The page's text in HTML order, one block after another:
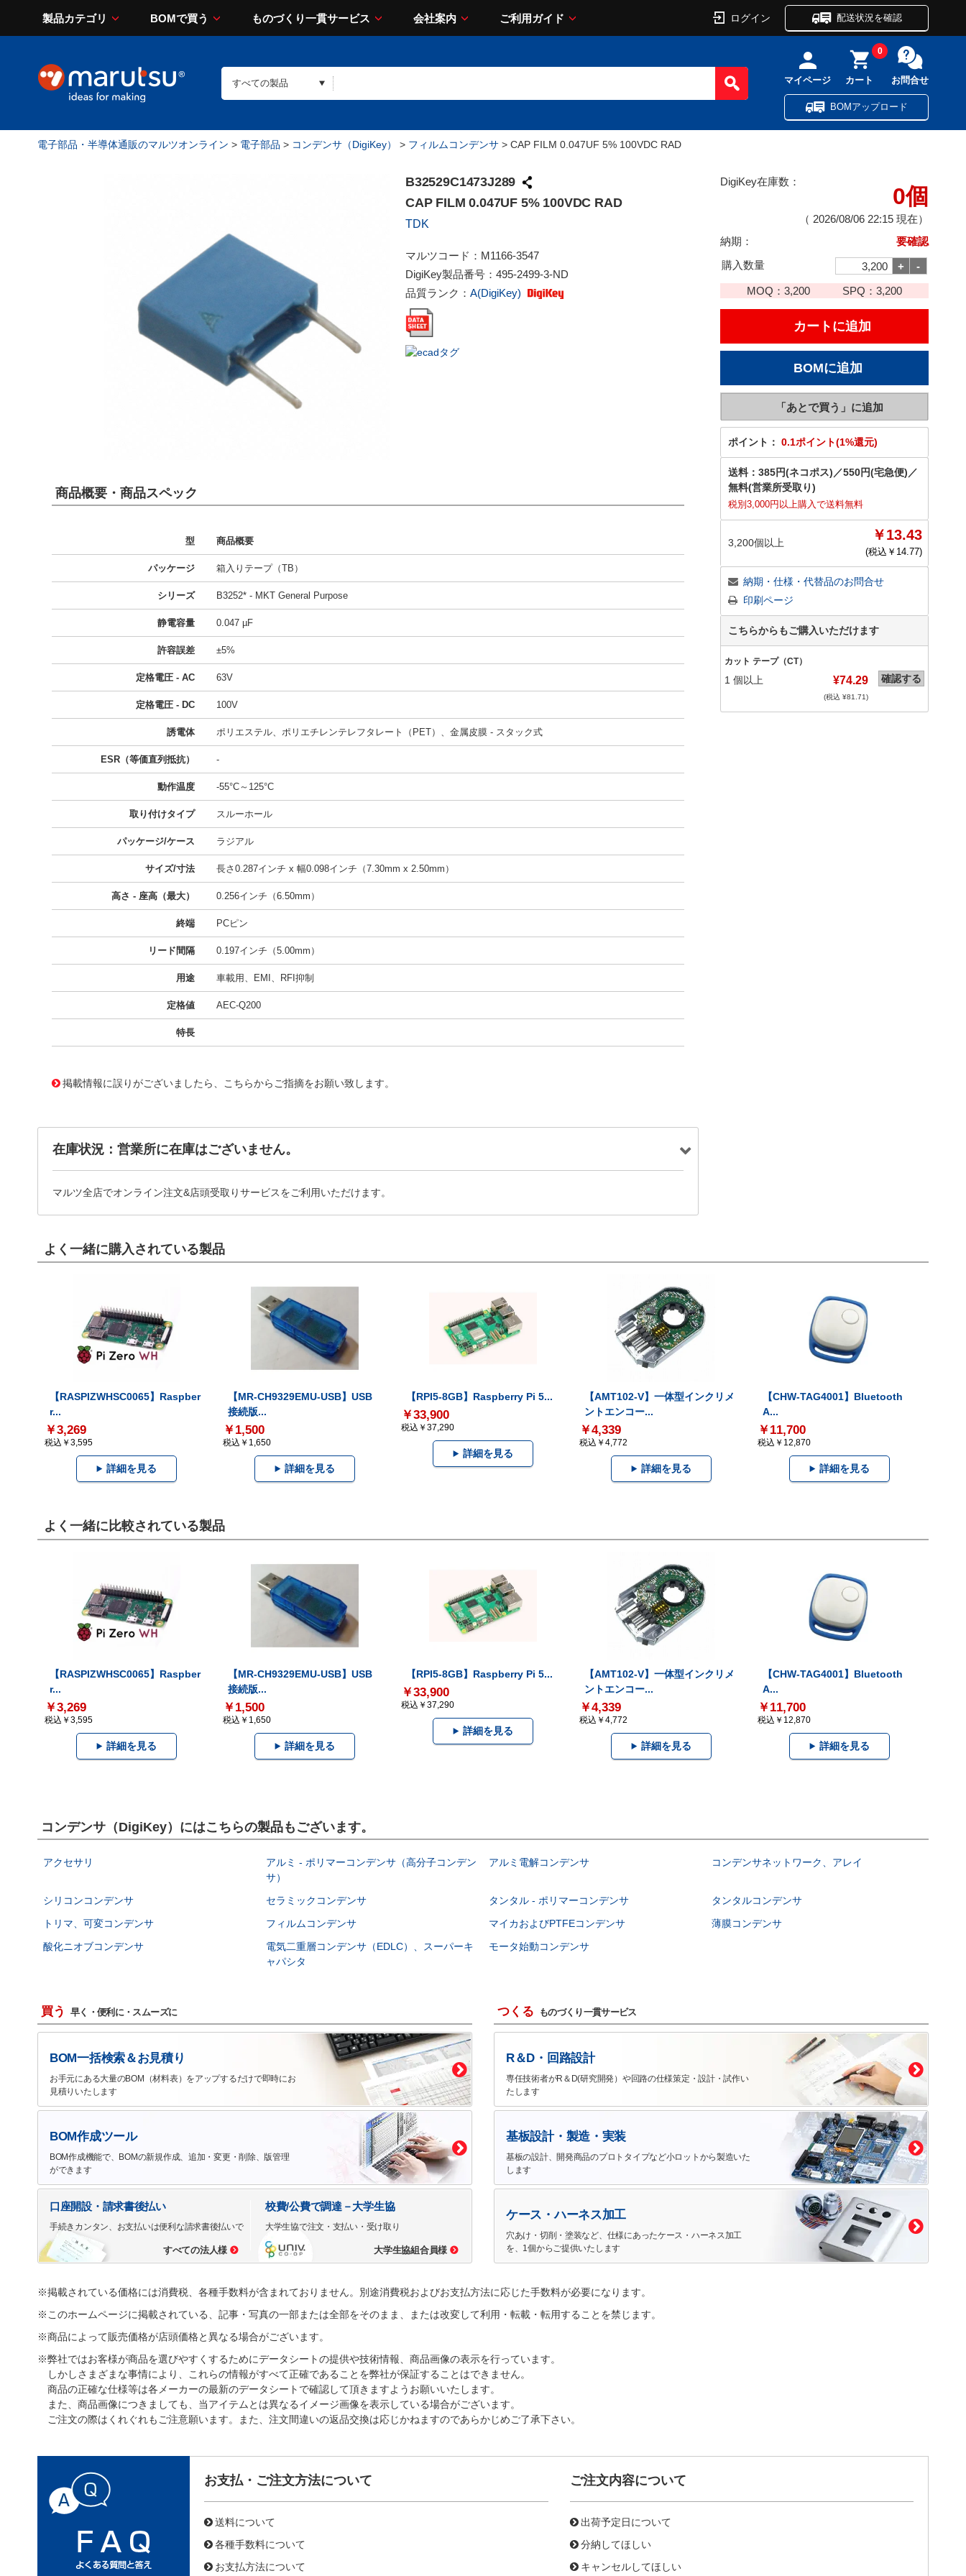
製品カテゴリ BOMで買う ものづくり一貫サービス 会社案内 ご利用ガイド ログイン 配送状況を確認
マイページ カート
0
お問合せ
BOMアップロード
電子部品・半導体通販のマルツオンライン > 電子部品 > コンデンサ（DigiKey） > フィルムコンデンサ > CAP FILM 0.047UF 5% 100VDC RAD
B32529C1473J289
CAP FILM 0.047UF 5% 100VDC RAD
TDK
マルツコード： M1166-3547
DigiKey製品番号： 495-2499-3-ND
品質ランク： A(DigiKey)
DigiKey在庫数：
0個
（ 2026/08/06 22:15 現在）
納期：
要確認
購入数量
MOQ：3,200 SPQ： 3,200
ポイント： 0.1ポイント(1%還元)
送料： 385円(ネコポス) ／550円(宅急便) ／
無料(営業所受取り)
税別3,000円以上購入で送料無料
3,200個以上 ￥13.43
(税込￥ 14.77)
納期・仕様・代替品のお問合せ
印刷ページ
こちらからもご購入いただけます
カット テープ（CT）
1 個以上 ¥74.29
(税込 ¥81.71)
確認する
商品概要・商品スペック
型 商品概要
パッケージ 箱入りテープ（TB）
シリーズ B3252* - MKT General Purpose
静電容量 0.047 µF
許容誤差 ±5%
定格電圧 - AC 63V
定格電圧 - DC 100V
誘電体 ポリエステル、ポリエチレンテレフタレート（PET）、金属皮膜 - スタック式
ESR（等価直列抵抗） -
動作温度 -55°C～125°C
取り付けタイプ スルーホール
パッケージ/ケース ラジアル
サイズ/寸法 長さ0.287インチ x 幅0.098インチ（7.30mm x 2.50mm）
高さ - 座高（最大） 0.256インチ（6.50mm）
終端 PCピン
リード間隔 0.197インチ（5.00mm）
用途 車載用、EMI、RFI抑制
定格値 AEC-Q200
特長
掲載情報に誤りがございましたら、こちらからご指摘をお願い致します。
在庫状況：営業所に在庫はございません。
マルツ全店でオンライン注文&店頭受取りサービスをご利用いただけます。
よく一緒に購入されている製品
【RASPIZWHSC0065】Raspber
r...
￥3,269
税込￥3,595
詳細を見る
【MR-CH9329EMU-USB】USB
接続版...
￥1,500
税込￥1,650
詳細を見る
【RPI5-8GB】Raspberry Pi 5...
￥33,900
税込￥37,290
詳細を見る
【AMT102-V】一体型インクリメ
ントエンコー...
￥4,339
税込￥4,772
詳細を見る
【CHW-TAG4001】Bluetooth
A...
￥11,700
税込￥12,870
詳細を見る
よく一緒に比較されている製品
【RASPIZWHSC0065】Raspber
r...
￥3,269
税込￥3,595
詳細を見る
【MR-CH9329EMU-USB】USB
接続版...
￥1,500
税込￥1,650
詳細を見る
【RPI5-8GB】Raspberry Pi 5...
￥33,900
税込￥37,290
詳細を見る
【AMT102-V】一体型インクリメ
ントエンコー...
￥4,339
税込￥4,772
詳細を見る
【CHW-TAG4001】Bluetooth
A...
￥11,700
税込￥12,870
詳細を見る
コンデンサ（DigiKey）にはこちらの製品もございます。
アクセサリ
アルミ - ポリマーコンデンサ（高分子コンデン
サ）
アルミ電解コンデンサ コンデンサネットワーク、アレイ
シリコンコンデンサ セラミックコンデンサ タンタル - ポリマーコンデンサ
タンタルコンデンサ
トリマ、可変コンデンサ
フィルムコンデンサ マイカおよびPTFEコンデンサ
薄膜コンデンサ
酸化ニオブコンデンサ
電気二重層コンデンサ（EDLC）、スーパーキ
ャパシタ
モータ始動コンデンサ
買う 早く・便利に・スムーズに
BOM一括検索＆お見積り
お手元にある大量のBOM（材料表）をアップするだけで即時にお
見積りいたします
BOM作成ツール
BOM作成機能で、BOMの新規作成、追加・変更・削除、版管理
ができます
口座開設・請求書後払い
手続きカンタン、お支払いは便利な請求書後払いで
すべての法人様
校費/公費で調達－大学生協
大学生協で注文・支払い・受け取り
大学生協組合員様
つくる ものづくり一貫サービス
R＆D・回路設計
専任技術者がR＆D(研究開発）や回路の仕様策定・設計・試作い
たします
基板設計・製造・実装
基板の設計、開発商品のプロトタイプなど小ロットから製造いた
します
ケース・ハーネス加工
穴あけ・切削・塗装など、仕様にあったケース・ハーネス加工
を、1個からご提供いたします
※掲載されている価格には消費税、各種手数料が含まれておりません。別途消費税およびお支払方法に応じた手数料が必要になります。
※このホームページに掲載されている、記事・写真の一部または全部をそのまま、または改変して利用・転載・転用することを禁じます。
※商品によって販売価格が店頭価格と異なる場合がございます。
※弊社ではお客様が商品を選びやすくするためにデータシートの提供や技術情報、商品画像の表示を行っています。
しかしさまざまな事情により、これらの情報がすべて正確であることを弊社が保証することはできません。
商品の正確な仕様等は各メーカーの最新のデータシートで確認して頂きますようお願いいたします。
また、商品画像につきましても、当アイテムとは異なるイメージ画像を表示している場合がございます。
ご注文の際はくれぐれもご注意願います。また、注文間違いの返品交換は応じかねますのであらかじめご了承下さい。
お支払・ご注文方法について
送料について
各種手数料について
お支払方法について
ご注文内容について
出荷予定日について
分納してほしい
キャンセルしてほしい